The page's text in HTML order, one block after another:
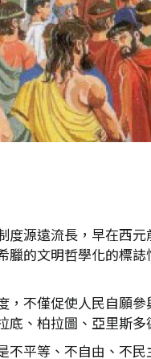
度源遠流長，早在西
臘的文明哲學化的標
，不僅促使人民自願
底、柏拉圖、亞里斯
不平等、不自由、不